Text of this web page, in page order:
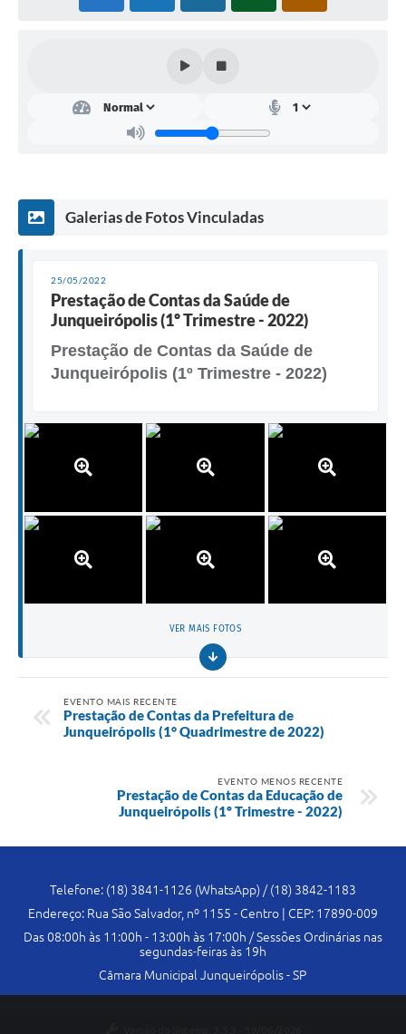
Galeria de Fotos
Telefones Úteis
Galerias de Fotos Vinculadas
25/05/2022
Prestação de Contas da Saúde de
Junqueirópolis (1º Trimestre - 2022)
Prestação de Contas da Saúde de
Junqueirópolis (1º Trimestre - 2022)
VER MAIS FOTOS
EVENTO MAIS RECENTE
Prestação de Contas da Prefeitura de
Junqueirópolis (1° Quadrimestre de 2022)
EVENTO MENOS RECENTE
Prestação de Contas da Educação de
Junqueirópolis (1º Trimestre - 2022)
Telefone: (18) 3841-1126 (WhatsApp) / (18) 3842-1183
Endereço: Rua São Salvador, nº 1155 - Centro | CEP: 17890-009
Das 08:00h às 11:00h - 13:00h às 17:00h / Sessões Ordinárias nas
segundas-feiras às 19h
Câmara Municipal Junqueirópolis - SP